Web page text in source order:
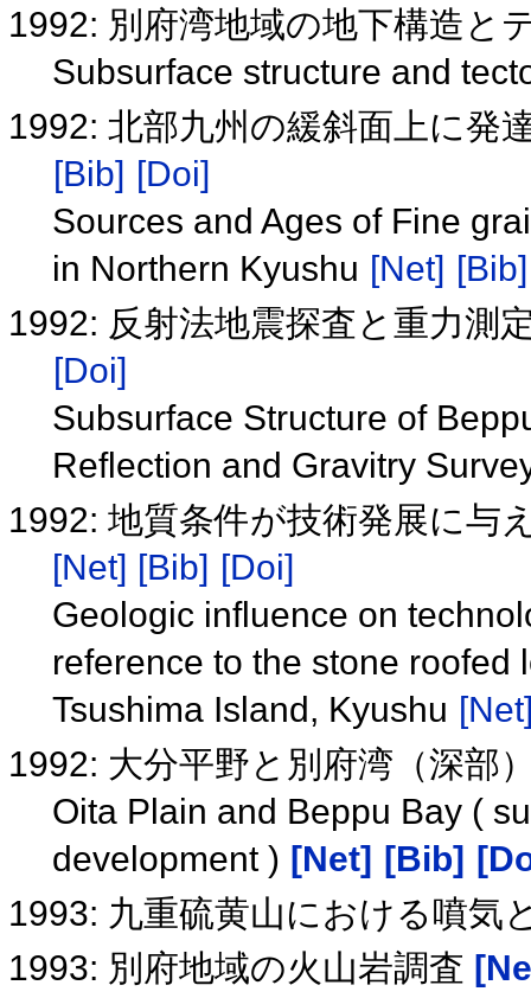
1992: 別府湾地域の地下構造と
Subsurface structure and
1992: 北部九州の緩斜面上に発
[Bib] [Doi]
Sources and Ages of Fine
in Northern Kyushu [Net] [Bib]
1992: 反射法地震探査と重力測
[Doi]
Subsurface Structure of
Reflection and Gravitry
1992: 地質条件が技術発展に与
[Net] [Bib] [Doi]
Geologic influence on
reference to the stone
Tsushima Island, Kyushu
1992: 大分平野と別府湾（深部
Oita Plain and Beppu Bay (
development ) [Net] [Bib]
1993: 九重硫黄山における噴気
1993: 別府地域の火山岩調査